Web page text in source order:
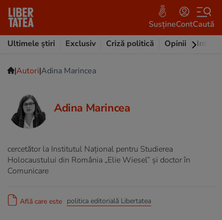
SusțineContCaută
Ultimele știri
Exclusiv Criză politică Opinii
|Autori|Adina Marincea
Adina Marincea
cercetător la Institutul Național pentru Studierea
Holocaustului din România „Elie Wiesel” și doctor în
Comunicare
Află care este politica editorială Libertatea